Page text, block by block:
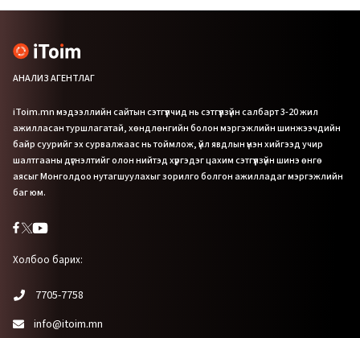
АНАЛИЗ АГЕНТЛАГ
iToim.mn мэдээллийн сайтын сэтгүүлчид нь сэтгүүлзүйн салбарт 3-20 жил
ажилласан туршлагатай, хөндлөнгийн болон мэргэжлийн шинжээчдийн
байр суурийг эх сурвалжаас нь тоймлож, үйл явдлын үнэн хийгээд учир
шалтгааны дүгнэлтийг олон нийтэд хүргэдэг цахим сэтгүүлзүйн шинэ өнгө
аясыг Монголдоо нутагшуулахыг зорилго болгон ажилладаг мэргэжлийн
баг юм.
Холбоо барих:
7705-7758
info@itoim.mn